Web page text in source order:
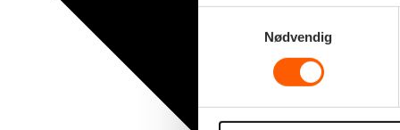
Nødvendig